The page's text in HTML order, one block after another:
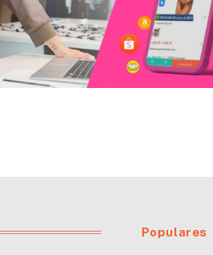
Populares